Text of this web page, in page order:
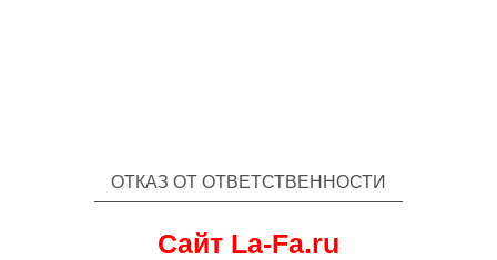
ОТКАЗ ОТ ОТВЕТСТВЕННОСТИ
Сайт La-Fa.ru